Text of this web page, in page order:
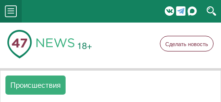
18+ Сделать новость
Происшествия